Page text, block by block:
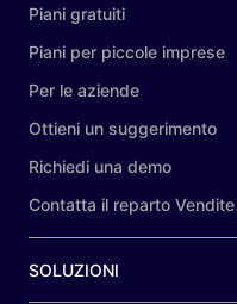
Piani gratuiti
Piani per piccole imprese
Per le aziende
Ottieni un suggerimento
Richiedi una demo
Contatta il reparto Vendite
SOLUZIONI